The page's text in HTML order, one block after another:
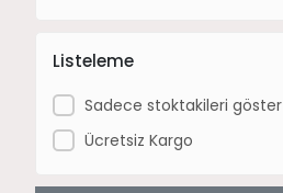
Listeleme
Sadece stoktakileri göster
Ücretsiz Kargo